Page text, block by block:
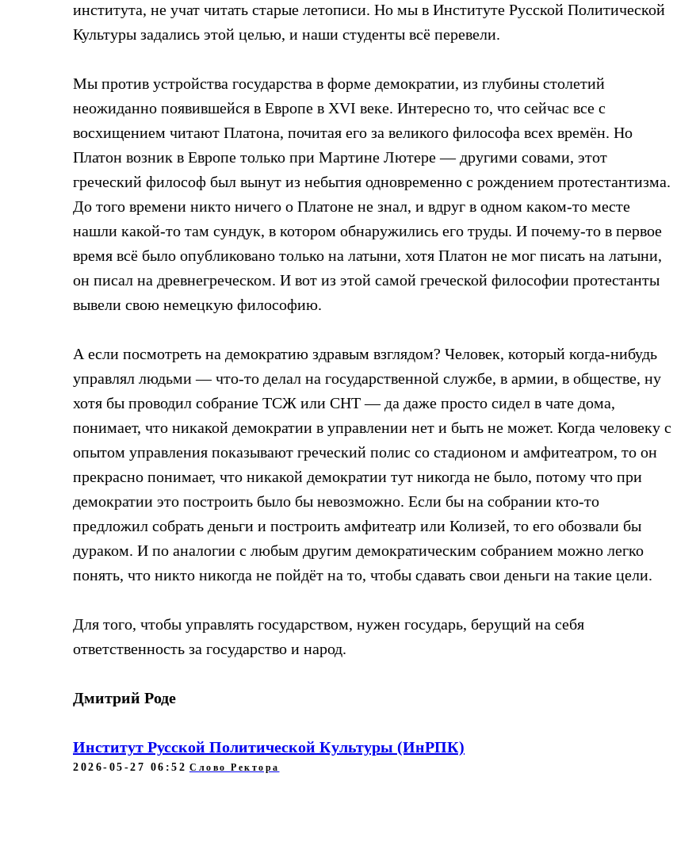
института, не учат читать старые летописи. Но мы в Институте Русской Политической
Культуры задались этой целью, и наши студенты всё перевели.
Мы против устройства государства в форме демократии, из глубины столетий
неожиданно появившейся в Европе в XVI веке. Интересно то, что сейчас все с
восхищением читают Платона, почитая его за великого философа всех времён. Но
Платон возник в Европе только при Мартине Лютере — другими совами, этот
греческий философ был вынут из небытия одновременно с рождением протестантизма.
До того времени никто ничего о Платоне не знал, и вдруг в одном каком-то месте
нашли какой-то там сундук, в котором обнаружились его труды. И почему-то в первое
время всё было опубликовано только на латыни, хотя Платон не мог писать на латыни,
он писал на древнегреческом. И вот из этой самой греческой философии протестанты
вывели свою немецкую философию.
А если посмотреть на демократию здравым взглядом? Человек, который когда-нибудь
управлял людьми — что-то делал на государственной службе, в армии, в обществе, ну
хотя бы проводил собрание ТСЖ или СНТ — да даже просто сидел в чате дома,
понимает, что никакой демократии в управлении нет и быть не может. Когда человеку с
опытом управления показывают греческий полис со стадионом и амфитеатром, то он
прекрасно понимает, что никакой демократии тут никогда не было, потому что при
демократии это построить было бы невозможно. Если бы на собрании кто-то
предложил собрать деньги и построить амфитеатр или Колизей, то его обозвали бы
дураком. И по аналогии с любым другим демократическим собранием можно легко
понять, что никто никогда не пойдёт на то, чтобы сдавать свои деньги на такие цели.
Для того, чтобы управлять государством, нужен государь, берущий на себя
ответственность за государство и народ.
Дмитрий Роде
Институт Русской Политической Культуры (ИнРПК)
2026-05-27 06:52 Слово Ректора